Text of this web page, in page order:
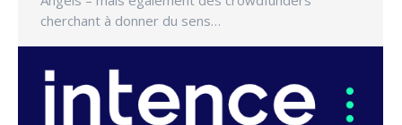
cherchant à donner du sens…